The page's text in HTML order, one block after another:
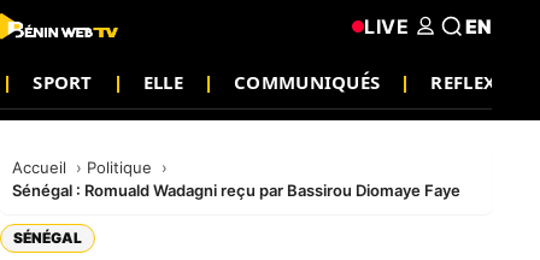
SPORT ELLE COMMUNIQUÉS REFLEXION
LIVE EN
Accueil
Politique
Sénégal : Romuald Wadagni reçu par Bassirou Diomaye Faye
SÉNÉGAL